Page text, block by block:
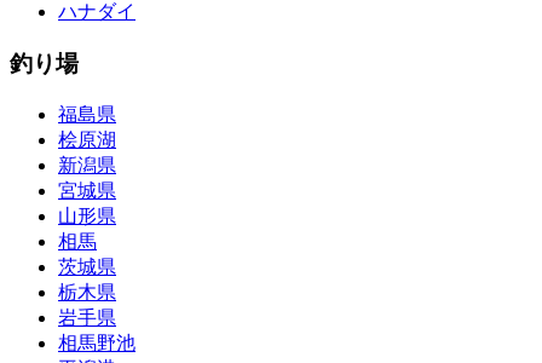
ハナダイ
釣り場
福島県
桧原湖
新潟県
宮城県
山形県
相馬
茨城県
栃木県
岩手県
相馬野池